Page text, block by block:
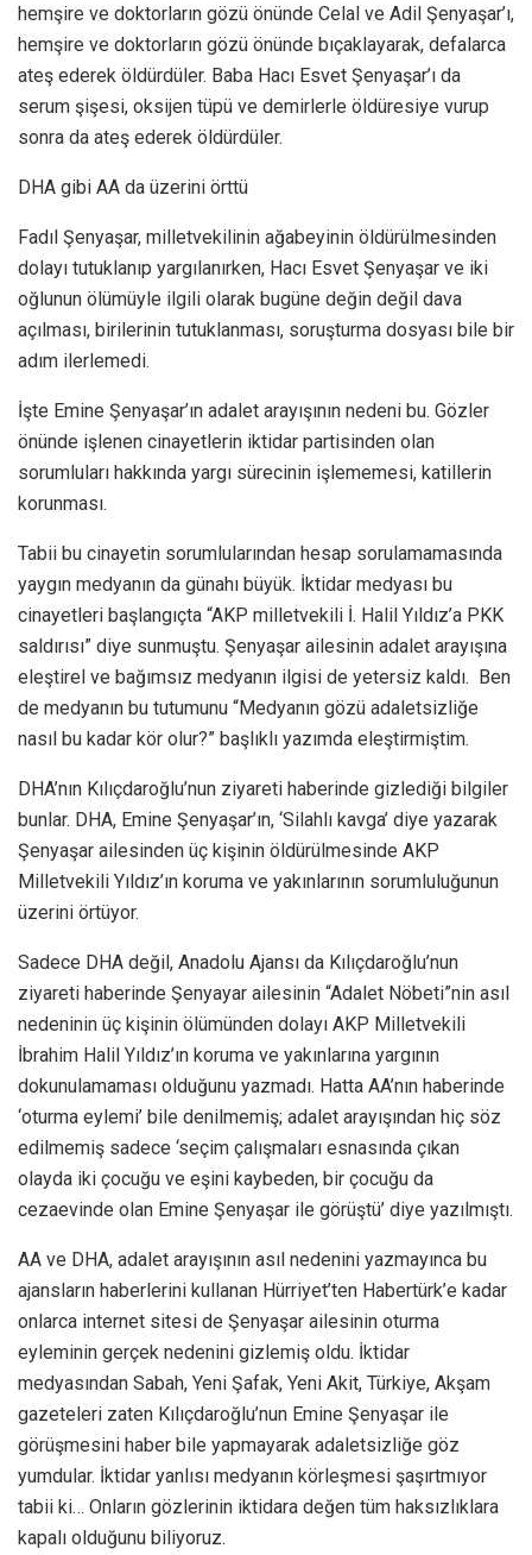
hemşire ve doktorların gözü önünde Celal ve Adil Şenyaşar’ı,
hemşire ve doktorların gözü önünde bıçaklayarak, defalarca
ateş ederek öldürdüler. Baba Hacı Esvet Şenyaşar’ı da
serum şişesi, oksijen tüpü ve demirlerle öldüresiye vurup
sonra da ateş ederek öldürdüler.
DHA gibi AA da üzerini örttü
Fadıl Şenyaşar, milletvekilinin ağabeyinin öldürülmesinden
dolayı tutuklanıp yargılanırken, Hacı Esvet Şenyaşar ve iki
oğlunun ölümüyle ilgili olarak bugüne değin değil dava
açılması, birilerinin tutuklanması, soruşturma dosyası bile bir
adım ilerlemedi.
İşte Emine Şenyaşar’ın adalet arayışının nedeni bu. Gözler
önünde işlenen cinayetlerin iktidar partisinden olan
sorumluları hakkında yargı sürecinin işlememesi, katillerin
korunması.
Tabii bu cinayetin sorumlularından hesap sorulamamasında
yaygın medyanın da günahı büyük. İktidar medyası bu
cinayetleri başlangıçta “AKP milletvekili İ. Halil Yıldız’a PKK
saldırısı” diye sunmuştu. Şenyaşar ailesinin adalet arayışına
eleştirel ve bağımsız medyanın ilgisi de yetersiz kaldı. Ben
de medyanın bu tutumunu “Medyanın gözü adaletsizliğe
nasıl bu kadar kör olur?” başlıklı yazımda eleştirmiştim.
DHA’nın Kılıçdaroğlu’nun ziyareti haberinde gizlediği bilgiler
bunlar. DHA, Emine Şenyaşar’ın, ‘Silahlı kavga’ diye yazarak
Şenyaşar ailesinden üç kişinin öldürülmesinde AKP
Milletvekili Yıldız’ın koruma ve yakınlarının sorumluluğunun
üzerini örtüyor.
Sadece DHA değil, Anadolu Ajansı da Kılıçdaroğlu’nun
ziyareti haberinde Şenyayar ailesinin “Adalet Nöbeti”nin asıl
nedeninin üç kişinin ölümünden dolayı AKP Milletvekili
İbrahim Halil Yıldız’ın koruma ve yakınlarına yargının
dokunulamaması olduğunu yazmadı. Hatta AA’nın haberinde
‘oturma eylemi’ bile denilmemiş; adalet arayışından hiç söz
edilmemiş sadece ‘seçim çalışmaları esnasında çıkan
olayda iki çocuğu ve eşini kaybeden, bir çocuğu da
cezaevinde olan Emine Şenyaşar ile görüştü’ diye yazılmıştı.
AA ve DHA, adalet arayışının asıl nedenini yazmayınca bu
ajansların haberlerini kullanan Hürriyet’ten Habertürk’e kadar
onlarca internet sitesi de Şenyaşar ailesinin oturma
eyleminin gerçek nedenini gizlemiş oldu. İktidar
medyasından Sabah, Yeni Şafak, Yeni Akit, Türkiye, Akşam
gazeteleri zaten Kılıçdaroğlu’nun Emine Şenyaşar ile
görüşmesini haber bile yapmayarak adaletsizliğe göz
yumdular. İktidar yanlısı medyanın körleşmesi şaşırtmıyor
tabii ki… Onların gözlerinin iktidara değen tüm haksızlıklara
kapalı olduğunu biliyoruz.